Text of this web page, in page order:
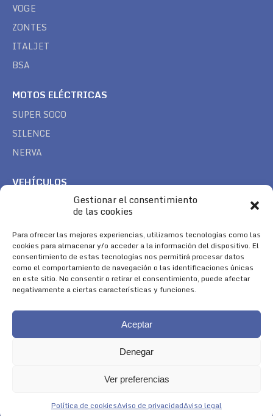
Gestionar el consentimiento
de las cookies
Para ofrecer las mejores experiencias, utilizamos tecnologías como las
cookies para almacenar y/o acceder a la información del dispositivo. El
consentimiento de estas tecnologías nos permitirá procesar datos
como el comportamiento de navegación o las identificaciones únicas
en este sitio. No consentir o retirar el consentimiento, puede afectar
negativamente a ciertas características y funciones.
Aceptar
Denegar
Ver preferencias
Política de cookiesAviso de privacidadAviso legal
VOGE
ZONTES
ITALJET
BSA
MOTOS ELÉCTRICAS
SUPER SOCO
SILENCE
NERVA
VEHÍCULOS
TREK
SÍGUENOS
Encuéntranos en:
Facebook
page
YouTube
page
Instagram
page
Aviso Legal|Política de Cookies